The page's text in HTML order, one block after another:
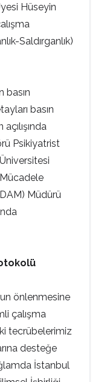
Hüseyin
Saldırganlık)
basın
basın
Psikiyatrist
Müdürü
önlenmesine
çalışma
tecrübelerimiz
desteğe
İstanbul